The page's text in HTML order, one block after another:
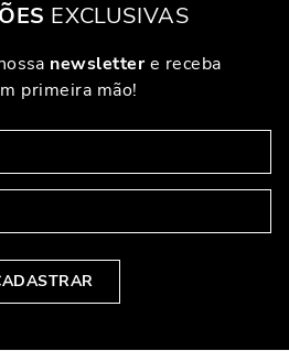
EXCLUSIVAS
newslettere receba
primeira mão!